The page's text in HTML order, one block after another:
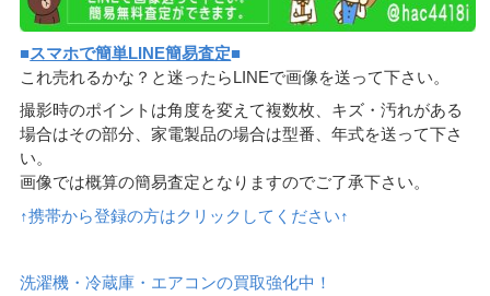
■スマホで簡単LINE簡易査定■
これ売れるかな？と迷ったらLINEで画像を送って下さい。
撮影時のポイントは角度を変えて複数枚、キズ・汚れがある
場合はその部分、家電製品の場合は型番、年式を送って下さ
い。
画像では概算の簡易査定となりますのでご了承下さい。
↑携帯から登録の方はクリックしてください↑
洗濯機・冷蔵庫・エアコンの買取強化中！